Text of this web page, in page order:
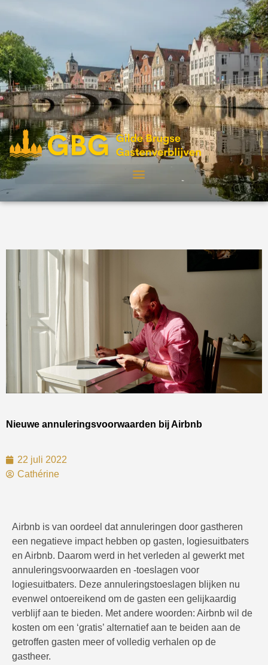
Nieuwe annuleringsvoorwaarden bij Airbnb
22 juli 2022
Cathérine
Airbnb is van oordeel dat annuleringen door gastheren
een negatieve impact hebben op gasten, logiesuitbaters
en Airbnb. Daarom werd in het verleden al gewerkt met
annuleringsvoorwaarden en -toeslagen voor
logiesuitbaters. Deze annuleringstoeslagen blijken nu
evenwel ontoereikend om de gasten een gelijkaardig
verblijf aan te bieden. Met andere woorden: Airbnb wil de
kosten om een ‘gratis’ alternatief aan te beiden aan de
getroffen gasten meer of volledig verhalen op de
gastheer.